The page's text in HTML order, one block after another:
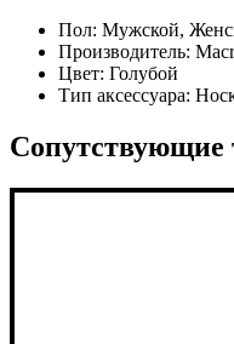
Пол: Мужской,
Производитель:
Цвет: Голубой
Тип аксессуара:
Сопутствующие